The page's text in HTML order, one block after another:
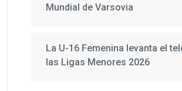
Mundial de Varsovia
La U-16 Femenina levanta el
las Ligas Menores 2026